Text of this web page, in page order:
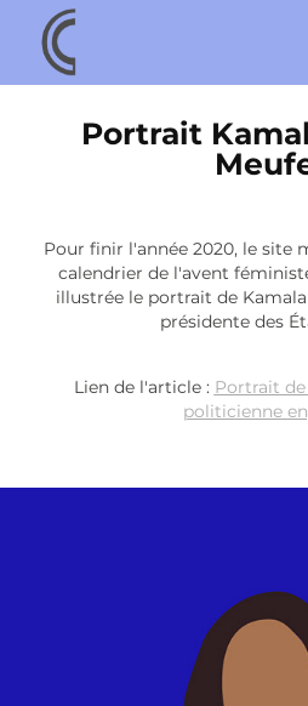
Portrait
Pour finir l'année 2020, le site
calendrier de l'avent
illustrée le portrait de
présidente des
Lien de l'article :Portrait
politicienne